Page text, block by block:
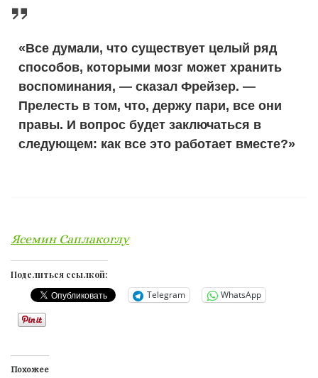
«Все думали, что существует целый ряд
способов, которыми мозг может хранить
воспоминания, — сказал Фрейзер. —
Прелесть в том, что, держу пари, все они
правы. И вопрос будет заключаться в
следующем: как все это работает вместе?»
Ясемин Саплакоглу
Поделиться ссылкой:
Telegram WhatsApp
Похожее